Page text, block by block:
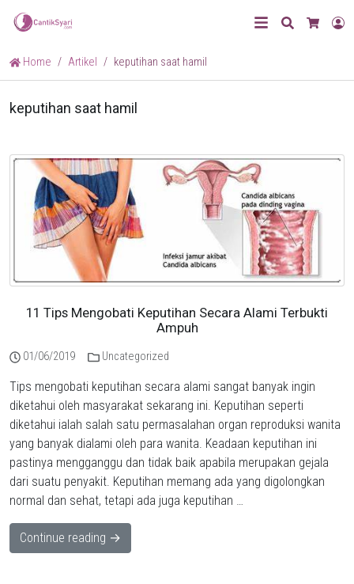
Search
Home Artikel keputihan saat hamil
keputihan saat hamil
11 Tips Mengobati Keputihan Secara Alami Terbukti
Ampuh
01/06/2019 Uncategorized
Tips mengobati keputihan secara alami sangat banyak ingin
diketahui oleh masyarakat sekarang ini. Keputihan seperti
diketahui ialah salah satu permasalahan organ reproduksi wanita
yang banyak dialami oleh para wanita. Keadaan keputihan ini
pastinya mengganggu dan tidak baik apabila merupakan gejala
dari suatu penyakit. Keputihan memang ada yang digolongkan
normal dan sehat, tetapi ada juga keputihan …
Continue reading →